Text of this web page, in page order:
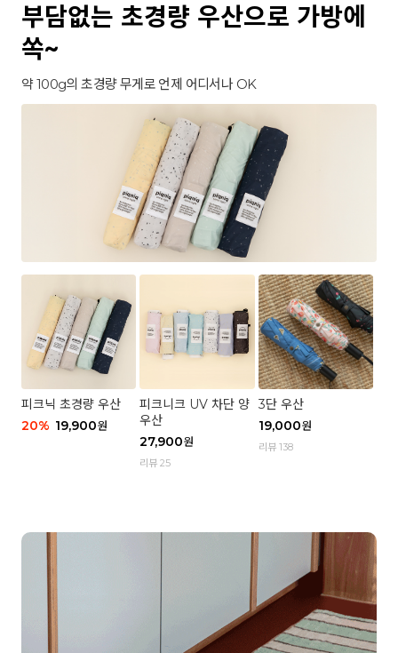
부담없는 초경량 우산으로 가방에
쏙~
약 100g의 초경량 무게로 언제 어디서나 OK
피크닉 초경량 우산
20% 19,900원
피크니크 UV 차단 양
우산
27,900원
리뷰 25
3단 우산
19,000원
리뷰 138